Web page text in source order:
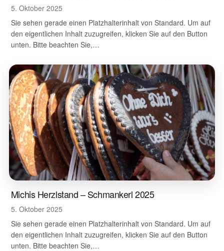
5. Oktober 2025
Sie sehen gerade einen Platzhalterinhalt von Standard. Um auf
den eigentlichen Inhalt zuzugreifen, klicken Sie auf den Button
unten. Bitte beachten Sie,…
Michis Herzlstand – Schmankerl 2025
5. Oktober 2025
Sie sehen gerade einen Platzhalterinhalt von Standard. Um auf
den eigentlichen Inhalt zuzugreifen, klicken Sie auf den Button
unten. Bitte beachten Sie,…